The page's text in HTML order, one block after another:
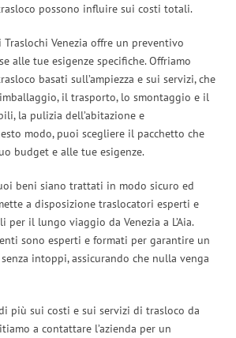
possono influire sui costi totali.
Traslochi Venezia offre un preventivo
alle tue esigenze specifiche. Offriamo
basati sull’ampiezza e sui servizi, che
il trasporto, lo smontaggio e il
la pulizia dell’abitazione e
modo, puoi scegliere il pacchetto che
budget e alle tue esigenze.
beni siano trattati in modo sicuro ed
a disposizione traslocatori esperti e
il lungo viaggio da Venezia a L’Aia.
sono esperti e formati per garantire un
intoppi, assicurando che nulla venga
più sui costi e sui servizi di trasloco da
a contattare l’azienda per un